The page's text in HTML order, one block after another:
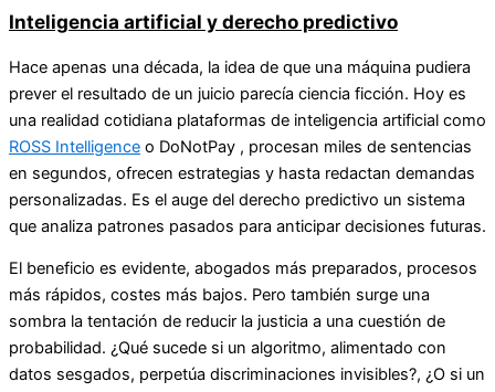
Inteligencia artificial y derecho predictivo
Hace apenas una década, la idea de que una máquina pudiera
prever el resultado de un juicio parecía ciencia ficción. Hoy es
una realidad cotidiana plataformas de inteligencia artificial como
ROSS Intelligence o DoNotPay , procesan miles de sentencias
en segundos, ofrecen estrategias y hasta redactan demandas
personalizadas. Es el auge del derecho predictivo un sistema
que analiza patrones pasados para anticipar decisiones futuras.
El beneficio es evidente, abogados más preparados, procesos
más rápidos, costes más bajos. Pero también surge una
sombra la tentación de reducir la justicia a una cuestión de
probabilidad. ¿Qué sucede si un algoritmo, alimentado con
datos sesgados, perpetúa discriminaciones invisibles?, ¿O si un